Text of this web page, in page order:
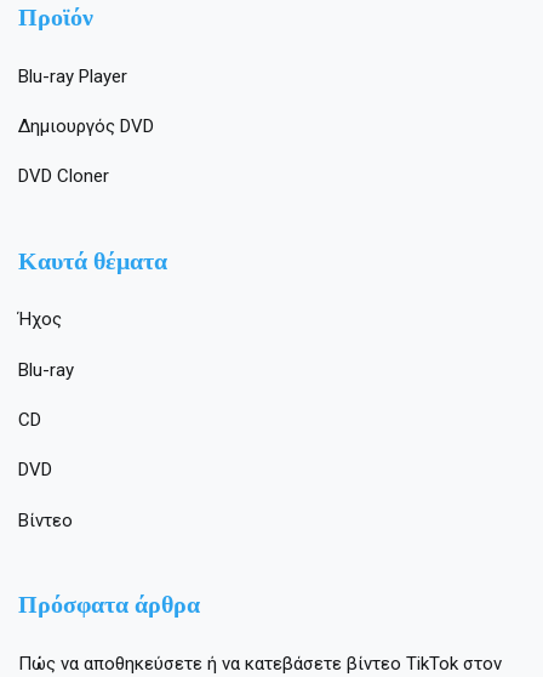
Προϊόν
Blu-ray Player
Δημιουργός DVD
DVD Cloner
Καυτά θέματα
Ήχος
Blu-ray
CD
DVD
Βίντεο
Πρόσφατα άρθρα
Πώς να αποθηκεύσετε ή να κατεβάσετε βίντεο TikTok στον